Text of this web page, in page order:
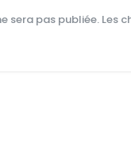
sera pas publiée. Les